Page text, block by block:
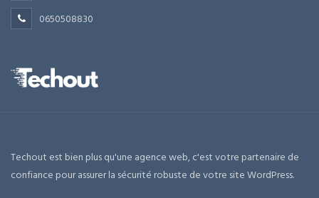
0650508830
Techout est bien plus qu'une agence web, c'est votre partenaire de
confiance pour assurer la sécurité robuste de votre site WordPress.